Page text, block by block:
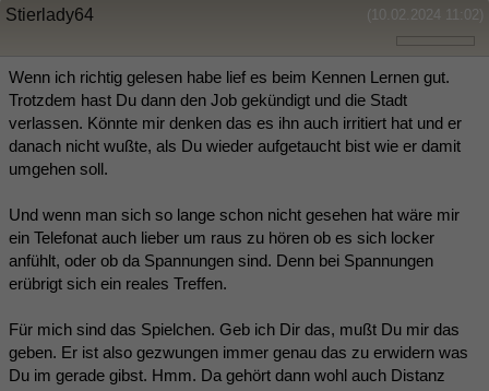
(10.02.2024 11:02)
Stierlady64
Wenn ich richtig gelesen habe lief es beim Kennen Lernen gut.
Trotzdem hast Du dann den Job gekündigt und die Stadt
verlassen. Könnte mir denken das es ihn auch irritiert hat und er
danach nicht wußte, als Du wieder aufgetaucht bist wie er damit
umgehen soll.
Und wenn man sich so lange schon nicht gesehen hat wäre mir
ein Telefonat auch lieber um raus zu hören ob es sich locker
anfühlt, oder ob da Spannungen sind. Denn bei Spannungen
erübrigt sich ein reales Treffen.
Für mich sind das Spielchen. Geb ich Dir das, mußt Du mir das
geben. Er ist also gezwungen immer genau das zu erwidern was
Du im gerade gibst. Hmm. Da gehört dann wohl auch Distanz